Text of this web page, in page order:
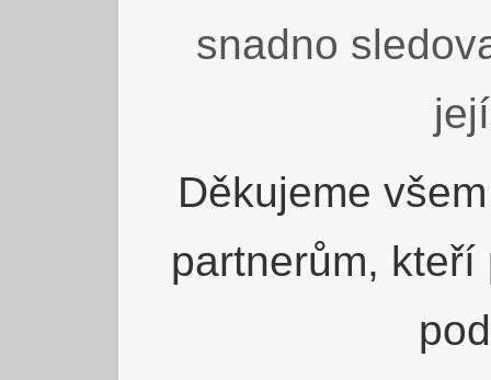
snadno
Děkujeme
partnerům,